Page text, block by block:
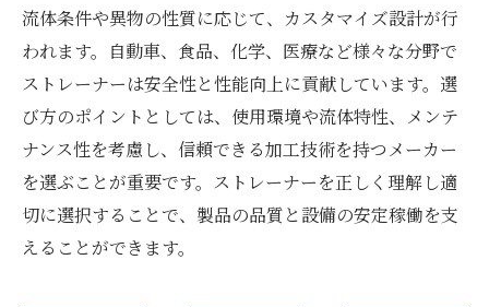
流体条件や異物の性質に応じて、カスタマイズ設計が行
われます。自動車、食品、化学、医療など様々な分野で
ストレーナーは安全性と性能向上に貢献しています。選
び方のポイントとしては、使用環境や流体特性、メンテ
ナンス性を考慮し、信頼できる加工技術を持つメーカー
を選ぶことが重要です。ストレーナーを正しく理解し適
切に選択することで、製品の品質と設備の安定稼働を支
えることができます。